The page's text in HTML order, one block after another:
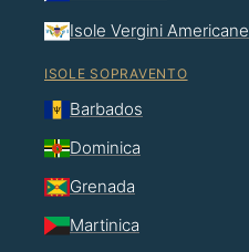
Isole Vergini Americane
ISOLE SOPRAVENTO
Barbados
Dominica
Grenada
Martinica